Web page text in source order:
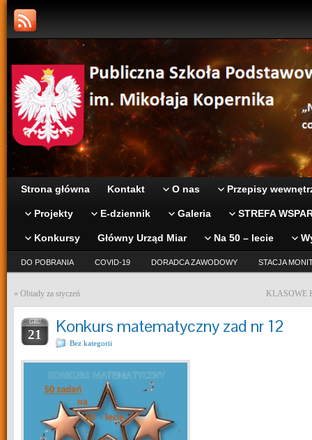
Strona główna Kontakt O nas Przepisy
Projekty E-dziennik Galeria STREFA
Konkursy Główny Urząd Miar Na 50 – lecie
DO POBRANIA COVID-19 DORADCA ZAWODOWY STACJA
« Obiady za styczeń KLASOWE
GRU
21 Konkurs matematyczny zad nr 12
Bez kategorii